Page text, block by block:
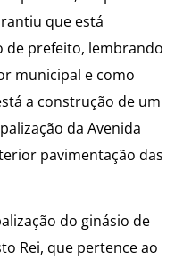
que está
de prefeito, lembrando
municipal e como
a construção de um
da Avenida
pavimentação das
do ginásio de
Rei, que pertence ao